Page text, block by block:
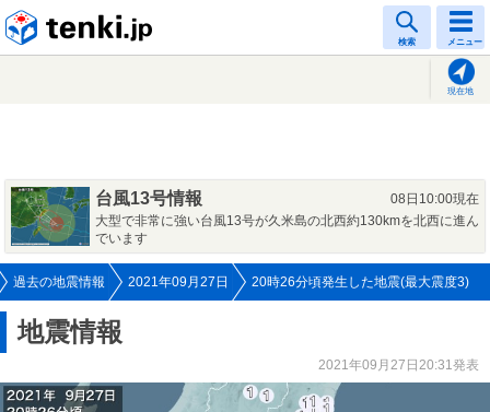
検索 メニュー
現在地
台風13号情報
08日10:00現在
大型で非常に強い台風13号が久米島の北西約130kmを北西に進ん
でいます
過去の地震情報 2021年09月27日 20時26分頃発生した地震(最大震度3)
地震情報
2021年09月27日20:31発表